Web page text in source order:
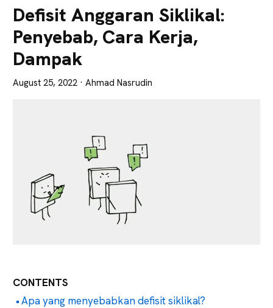
Tajam
Defisit Anggaran Siklikal:
Penyebab, Cara Kerja,
Dampak
August 25, 2022 · Ahmad Nasrudin
CONTENTS
Apa yang menyebabkan defisit siklikal?